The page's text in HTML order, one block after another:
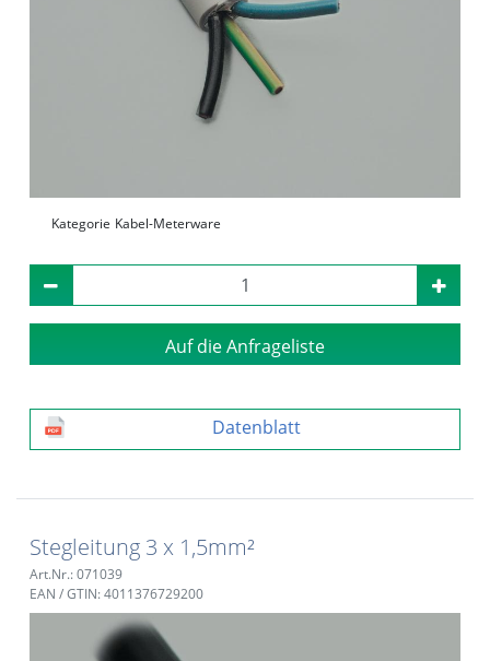
Kategorie Kabel-Meterware
Auf die Anfrageliste
Datenblatt
Stegleitung 3 x 1,5mm²
Art.Nr.: 071039
EAN / GTIN: 4011376729200